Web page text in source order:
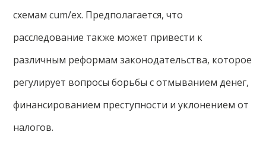
схемам cum/ex. Предполагается, что
расследование также может привести к
различным реформам законодательства, которое
регулирует вопросы борьбы с отмыванием денег,
финансированием преступности и уклонением от
налогов.